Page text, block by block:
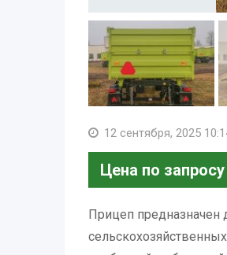
12 сентября, 2025
Цена по запросу
Прицеп предназначен